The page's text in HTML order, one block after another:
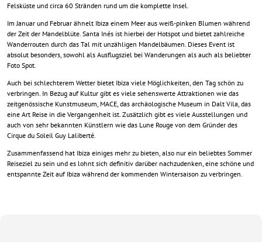
Felsküste und circa 60 Stränden rund um die komplette Insel.
Im Januar und Februar ähnelt Ibiza einem Meer aus weiß-pinken Blumen während
der Zeit der Mandelblüte. Santa Inés ist hierbei der Hotspot und bietet zahlreiche
Wanderrouten durch das Tal mit unzähligen Mandelbäumen. Dieses Event ist
absolut besonders, sowohl als Ausflugsziel bei Wanderungen als auch als beliebter
Foto Spot.
Auch bei schlechterem Wetter bietet Ibiza viele Möglichkeiten, den Tag schön zu
verbringen. In Bezug auf Kultur gibt es viele sehenswerte Attraktionen wie das
zeitgenössische Kunstmuseum, MACE, das archäologische Museum in Dalt Vila, das
eine Art Reise in die Vergangenheit ist. Zusätzlich gibt es viele Ausstellungen und
auch von sehr bekannten Künstlern wie das Lune Rouge von dem Gründer des
Cirque du Soleil Guy Laliberté.
Zusammenfassend hat Ibiza einiges mehr zu bieten, also nur ein beliebtes Sommer
Reiseziel zu sein und es lohnt sich definitiv darüber nachzudenken, eine schöne und
entspannte Zeit auf Ibiza während der kommenden Wintersaison zu verbringen.